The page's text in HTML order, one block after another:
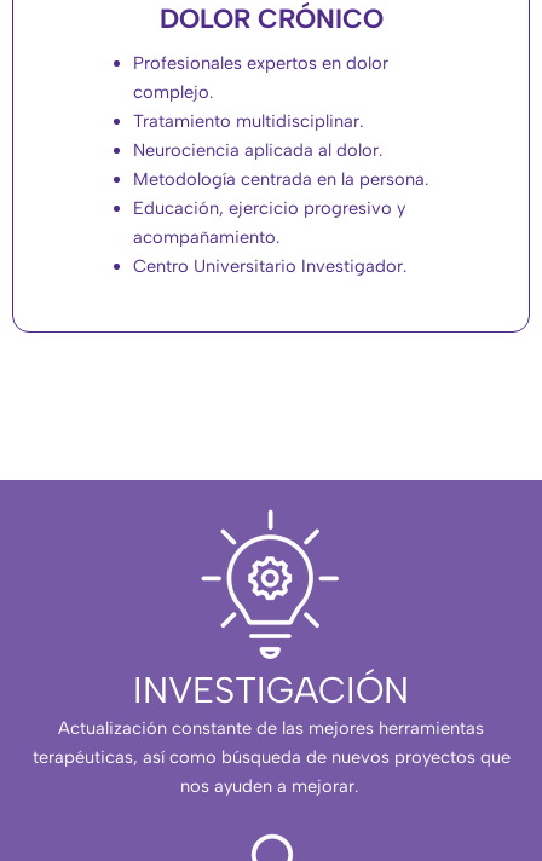
DOLOR CRÓNICO
Profesionales expertos en dolor
complejo.
Tratamiento multidisciplinar.
Neurociencia aplicada al dolor.
Metodología centrada en la persona.
Educación, ejercicio progresivo y
acompañamiento.
Centro Universitario Investigador.
INVESTIGACIÓN
Actualización constante de las mejores herramientas
terapéuticas, así como búsqueda de nuevos proyectos que
nos ayuden a mejorar.